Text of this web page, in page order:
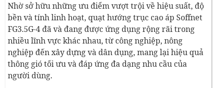
Nhờ sở hữu những ưu điểm vượt trội về hiệu suất, độ
bền và tính linh hoạt, quạt hướng trục cao áp Soffnet
FG3.5G-4 đã và đang được ứng dụng rộng rãi trong
nhiều lĩnh vực khác nhau, từ công nghiệp, nông
nghiệp đến xây dựng và dân dụng, mang lại hiệu quả
thông gió tối ưu và đáp ứng đa dạng nhu cầu của
người dùng.